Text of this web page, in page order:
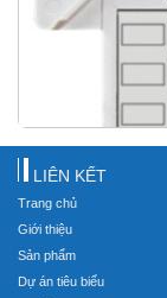
LIÊN KẾT
Trang chủ
Giới thiệu
Sản phẩm
Dự án tiêu biểu